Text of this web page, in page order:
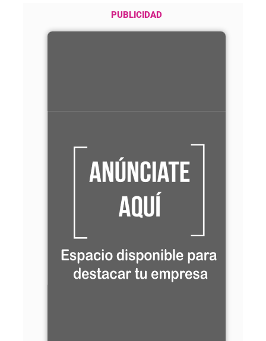
PUBLICIDAD